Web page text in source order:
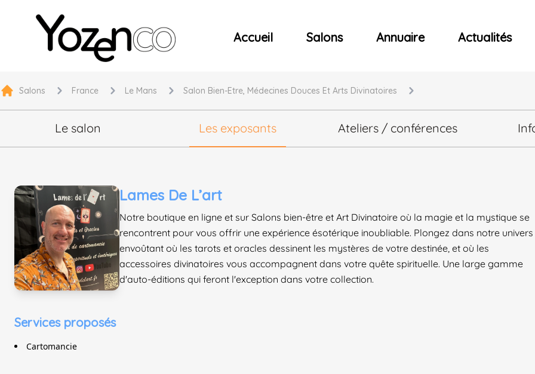
Yozenco - Organisateur de Salons, Evénements et Concerts
Accueil Salons Annuaire Actualités
Salons France Le Mans Salon Bien-Etre, Médecines Douces Et Arts Divinatoires
Le salon Les exposants Ateliers / conférences
Lames De L’art
Notre boutique en ligne et sur Salons bien-être et Art Divinatoire où la magie et la mystique se
rencontrent pour vous offrir une expérience ésotérique inoubliable. Plongez dans notre univers
envoûtant où les tarots et oracles dessinent les mystères de votre destinée, et où les
accessoires divinatoires vous accompagnent dans votre quête spirituelle. Une large gamme
d'auto-éditions qui feront l'exception dans votre collection.
Services proposés
Cartomancie